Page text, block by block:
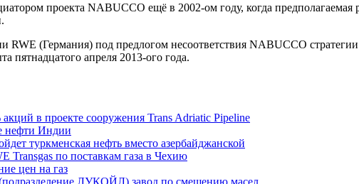
проекта NABUCCO ещё в 2002-ом году, когда предполагаемая
(Германия) под предлогом несоответствия NABUCCO
пятнадцатого апреля 2013-ого года.
в проекте сооружения Trans Adriatic Pipeline
нефти Индии
туркменская нефть вместо азербайджанской
Transgas по поставкам газа в Чехию
цен на газ
ЛУКОЙЛ) завод по смешению масел